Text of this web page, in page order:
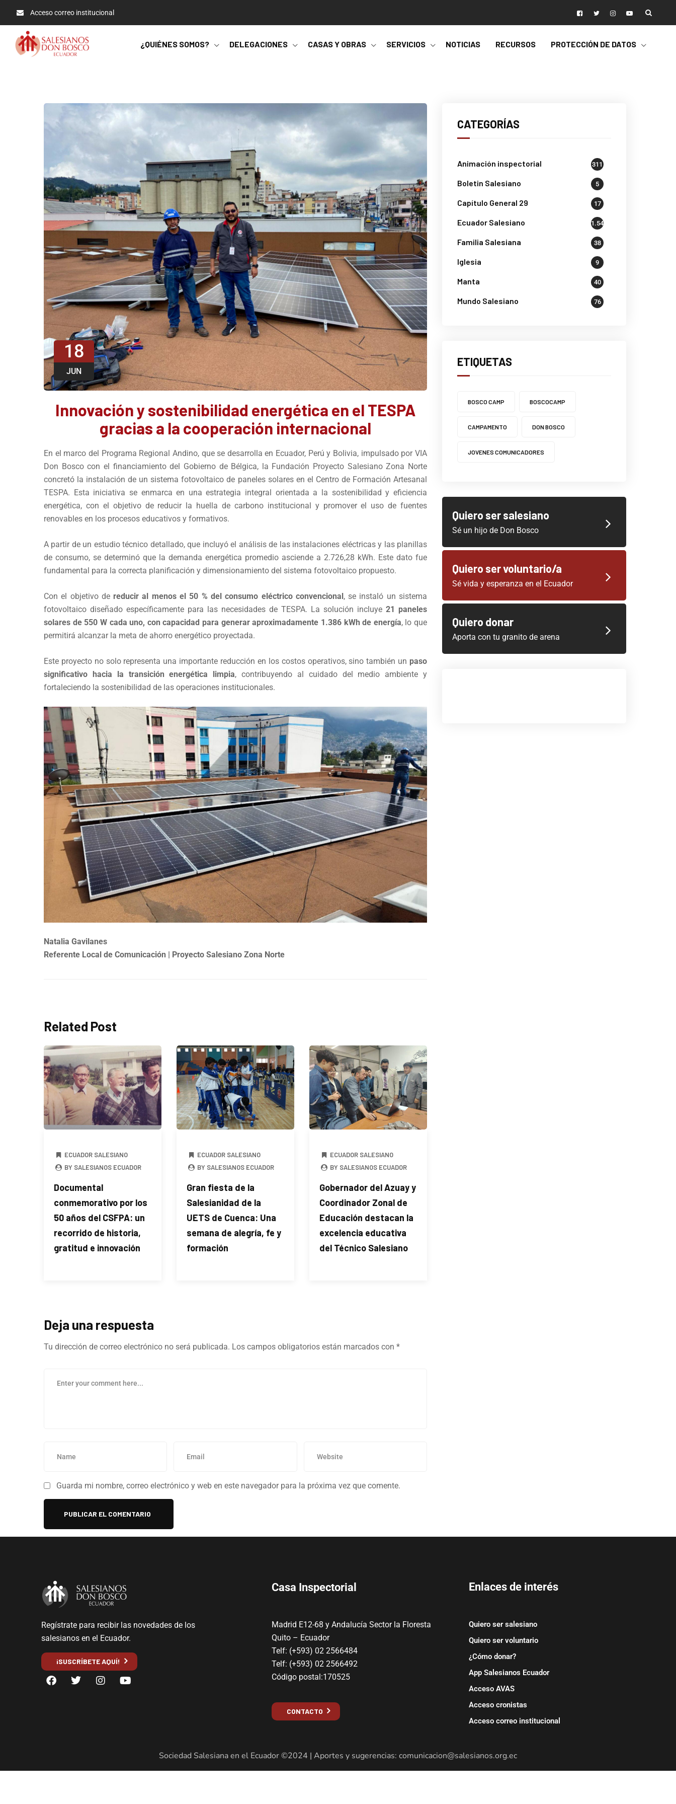
Acceso correo institucional
¿QUIÉNES SOMOS? DELEGACIONES CASAS Y OBRAS SERVICIOS NOTICIAS RECURSOS PROTECCIÓN DE DATOS
18
JUN
Innovación y sostenibilidad energética en el TESPA
gracias a la cooperación internacional
En el marco del Programa Regional Andino, que se desarrolla en Ecuador, Perú y Bolivia, impulsado por VIA
Don Bosco con el financiamiento del Gobierno de Bélgica, la Fundación Proyecto Salesiano Zona Norte
concretó la instalación de un sistema fotovoltaico de paneles solares en el Centro de Formación Artesanal
TESPA. Esta iniciativa se enmarca en una estrategia integral orientada a la sostenibilidad y eficiencia
energética, con el objetivo de reducir la huella de carbono institucional y promover el uso de fuentes
renovables en los procesos educativos y formativos.
A partir de un estudio técnico detallado, que incluyó el análisis de las instalaciones eléctricas y las planillas
de consumo, se determinó que la demanda energética promedio asciende a 2.726,28 kWh. Este dato fue
fundamental para la correcta planificación y dimensionamiento del sistema fotovoltaico propuesto.
Con el objetivo de reducir al menos el 50 % del consumo eléctrico convencional , se instaló un sistema
fotovoltaico diseñado específicamente para las necesidades de TESPA. La solución incluye 21 paneles
solares de 550 W cada uno, con capacidad para generar aproximadamente 1.386 kWh de energía, lo que
permitirá alcanzar la meta de ahorro energético proyectada.
Este proyecto no solo representa una importante reducción en los costos operativos, sino también un paso
significativo hacia la transición energética limpia, contribuyendo al cuidado del medio ambiente y
fortaleciendo la sostenibilidad de las operaciones institucionales.
Natalia Gavilanes
Referente Local de Comunicación | Proyecto Salesiano Zona Norte
Related Post
ECUADOR SALESIANO
BY SALESIANOS ECUADOR
Documental
conmemorativo por los
50 años del CSFPA: un
recorrido de historia,
gratitud e innovación
ECUADOR SALESIANO
BY SALESIANOS ECUADOR
Gran fiesta de la
Salesianidad de la
UETS de Cuenca: Una
semana de alegría, fe y
formación
ECUADOR SALESIANO
BY SALESIANOS ECUADOR
Gobernador del Azuay y
Coordinador Zonal de
Educación destacan la
excelencia educativa
del Técnico Salesiano
Deja una respuesta
Tu dirección de correo electrónico no será publicada. Los campos obligatorios están marcados con *
Guarda mi nombre, correo electrónico y web en este navegador para la próxima vez que comente.
CATEGORÍAS
Animación inspectorial 311
Boletin Salesiano 5
Capítulo General 29 17
Ecuador Salesiano 1.541
Familia Salesiana 38
Iglesia 9
Manta 40
Mundo Salesiano 76
ETIQUETAS
BOSCO CAMP BOSCOCAMP
CAMPAMENTO DON BOSCO
JOVENES COMUNICADORES
Quiero ser salesiano
Sé un hijo de Don Bosco
Quiero ser voluntario/a
Sé vida y esperanza en el Ecuador
Quiero donar
Aporta con tu granito de arena
Regístrate para recibir las novedades de los
salesianos en el Ecuador.
¡SUSCRÍBETE AQUÍ!
Casa Inspectorial
Madrid E12-68 y Andalucía Sector la Floresta
Quito – Ecuador
Telf: (+593) 02 2566484
Telf: (+593) 02 2566492
Código postal:170525
CONTACTO
Enlaces de interés
Quiero ser salesiano
Quiero ser voluntario
¿Cómo donar?
App Salesianos Ecuador
Acceso AVAS
Acceso cronistas
Acceso correo institucional
Sociedad Salesiana en el Ecuador ©2024 | Aportes y sugerencias: comunicacion@salesianos.org.ec